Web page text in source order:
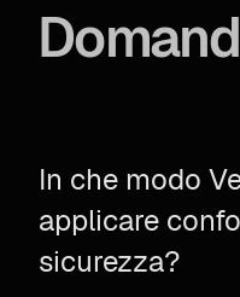
In che modo
applicare
sicurezza?